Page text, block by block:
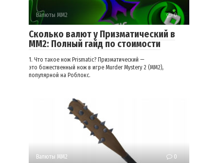
Валюты ММ2 0
Сколько валют у Призматический в
ММ2: Полный гайд по стоимости
1. Что такое нож Prismatic? Призматический —
это божественный нож в игре Murder Mystery 2 (MM2),
популярной на Роблокс.
Валюты ММ2 0